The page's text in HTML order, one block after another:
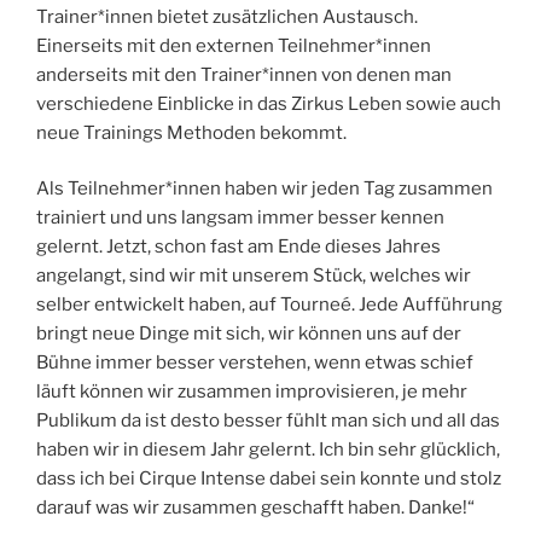
Trainer*innen bietet zusätzlichen Austausch.
Einerseits mit den externen Teilnehmer*innen
anderseits mit den Trainer*innen von denen man
verschiedene Einblicke in das Zirkus Leben sowie auch
neue Trainings Methoden bekommt.
Als Teilnehmer*innen haben wir jeden Tag zusammen
trainiert und uns langsam immer besser kennen
gelernt. Jetzt, schon fast am Ende dieses Jahres
angelangt, sind wir mit unserem Stück, welches wir
selber entwickelt haben, auf Tourneé. Jede Aufführung
bringt neue Dinge mit sich, wir können uns auf der
Bühne immer besser verstehen, wenn etwas schief
läuft können wir zusammen improvisieren, je mehr
Publikum da ist desto besser fühlt man sich und all das
haben wir in diesem Jahr gelernt. Ich bin sehr glücklich,
dass ich bei Cirque Intense dabei sein konnte und stolz
darauf was wir zusammen geschafft haben. Danke!“